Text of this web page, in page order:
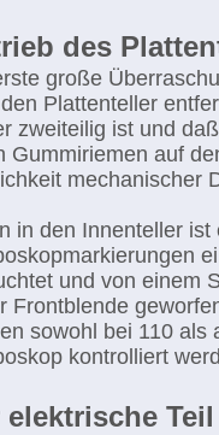
des
große
Plattenteller
zweiteilig ist und
Gummiriemen auf
mechanischer
in den Innenteller
und von einem
Frontblende
sowohl bei 110
kontrolliert
elektrische